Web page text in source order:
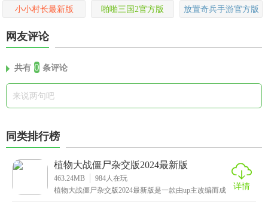
小小村长最新版 啪啪三国2官方版 放置奇兵手游官方版
网友评论
共有 0 条评论
同类排行榜
植物大战僵尸杂交版2024最新版
463.24MB 984 人在玩
植物大战僵尸杂交版2024最新版是一款由up主改编而成
详情